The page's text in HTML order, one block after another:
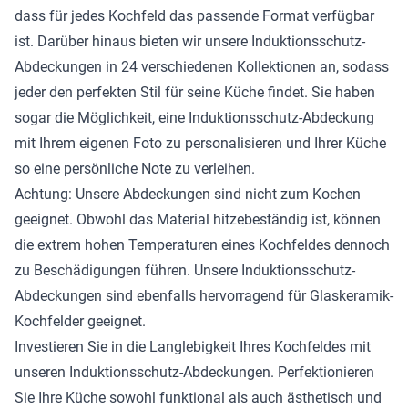
dass für jedes Kochfeld das passende Format verfügbar
ist. Darüber hinaus bieten wir unsere Induktionsschutz-
Abdeckungen in 24 verschiedenen Kollektionen an, sodass
jeder den perfekten Stil für seine Küche findet. Sie haben
sogar die Möglichkeit, eine Induktionsschutz-Abdeckung
mit Ihrem eigenen Foto zu personalisieren und Ihrer Küche
so eine persönliche Note zu verleihen.
Achtung: Unsere Abdeckungen sind nicht zum Kochen
geeignet. Obwohl das Material hitzebeständig ist, können
die extrem hohen Temperaturen eines Kochfeldes dennoch
zu Beschädigungen führen. Unsere Induktionsschutz-
Abdeckungen sind ebenfalls hervorragend für Glaskeramik-
Kochfelder geeignet.
Investieren Sie in die Langlebigkeit Ihres Kochfeldes mit
unseren Induktionsschutz-Abdeckungen. Perfektionieren
Sie Ihre Küche sowohl funktional als auch ästhetisch und